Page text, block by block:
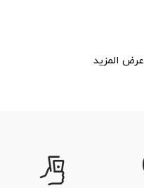
عرض المزيد